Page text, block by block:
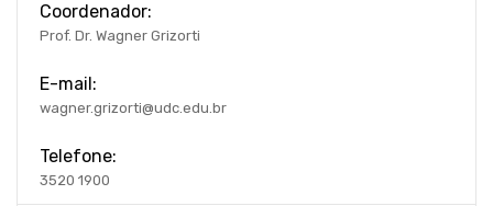
Coordenador:
Prof. Dr. Wagner Grizorti
E-mail:
wagner.grizorti@udc.edu.br
Telefone:
3520 1900